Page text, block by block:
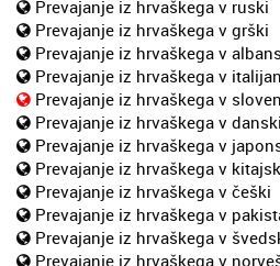
Prevajanje iz hrvaškega v ruski
Prevajanje iz hrvaškega v grški
Prevajanje iz hrvaškega v
Prevajanje iz hrvaškega v
Prevajanje iz hrvaškega v
Prevajanje iz hrvaškega v danski
Prevajanje iz hrvaškega v
Prevajanje iz hrvaškega v
Prevajanje iz hrvaškega v češki
Prevajanje iz hrvaškega v
Prevajanje iz hrvaškega v
Prevajanje iz hrvaškega v